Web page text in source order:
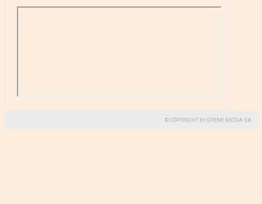
© COPYRIGHT BY GREMI MEDIA SA